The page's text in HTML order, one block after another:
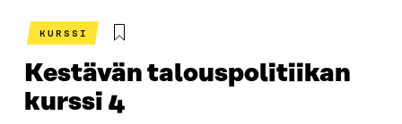
KURSSI
Kestävän talous­politiikan
kurssi 4